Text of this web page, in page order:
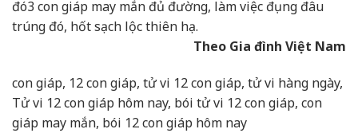
đó3 con giáp may mắn đủ đường, làm việc đụng đâu
trúng đó, hốt sạch lộc thiên hạ.
Theo Gia đình Việt Nam
con giáp, 12 con giáp, tử vi 12 con giáp, tử vi hàng ngày,
Tử vi 12 con giáp hôm nay, bói tử vi 12 con giáp, con
giáp may mắn, bói 12 con giáp hôm nay